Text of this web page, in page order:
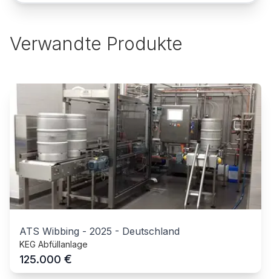
Verwandte Produkte
ATS Wibbing - 2025 - Deutschland
KEG Abfüllanlage
125.000 €